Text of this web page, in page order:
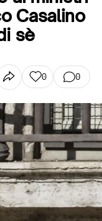
Casalino
sè
0 0